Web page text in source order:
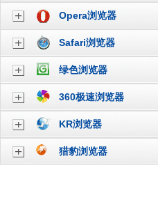
Opera浏览器
Safari浏览器
绿色浏览器
360极速浏览器
KR浏览器
猎豹浏览器